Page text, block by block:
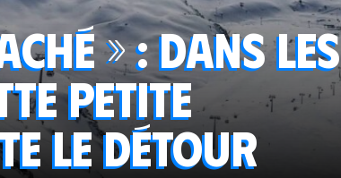
» : dans les
petite
le détour